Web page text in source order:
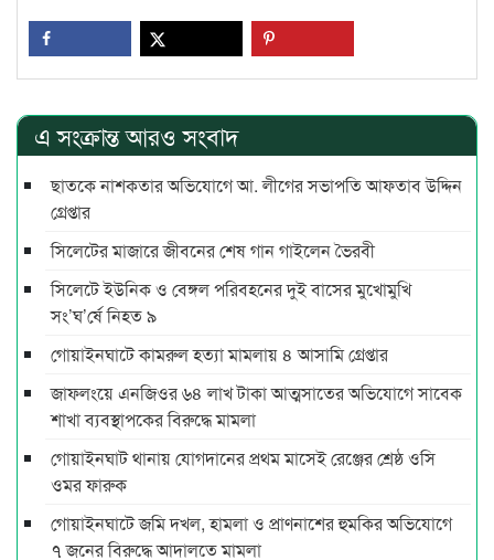
এ সংক্রান্ত আরও সংবাদ
ছাতকে নাশকতার অভিযোগে আ. লীগের সভাপ‌তি আফতাব উদ্দিন
গ্রেপ্তার
সিলেটের মাজারে জীবনের শেষ গান গাইলেন ভৈরবী
সিলেটে ইউনিক ও বেঙ্গল পরিবহনের দুই বাসের মুখোমুখি
সং’ঘ’র্ষে নিহত ৯
গোয়াইনঘাটে কামরুল হত্যা মামলায় ৪ আসামি গ্রেপ্তার
জাফলংয়ে এনজিওর ৬৪ লাখ টাকা আত্মসাতের অভিযোগে সাবেক
শাখা ব্যবস্থাপকের বিরুদ্ধে মামলা
গোয়াইনঘাট থানায় যোগদানের প্রথম মাসেই রেঞ্জের শ্রেষ্ঠ ওসি
ওমর ফারুক
গোয়াইনঘাটে জমি দখল, হামলা ও প্রাণনাশের হুমকির অভিযোগে
৭ জনের বিরুদ্ধে আদালতে মামলা